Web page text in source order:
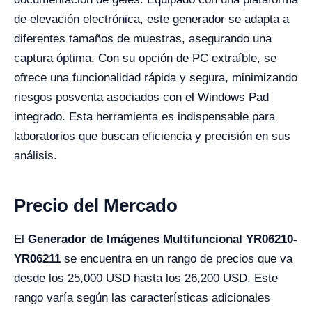
de elevación electrónica, este generador se adapta a
diferentes tamaños de muestras, asegurando una
captura óptima. Con su opción de PC extraíble, se
ofrece una funcionalidad rápida y segura, minimizando
riesgos posventa asociados con el Windows Pad
integrado. Esta herramienta es indispensable para
laboratorios que buscan eficiencia y precisión en sus
análisis.
Precio del Mercado
El Generador de Imágenes Multifuncional YR06210-
YR06211 se encuentra en un rango de precios que va
desde los 25,000 USD hasta los 26,200 USD. Este
rango varía según las características adicionales